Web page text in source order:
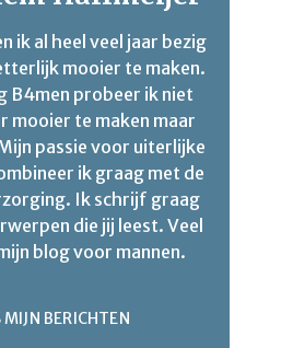
ik al heel veel jaar bezig
mooier te maken.
B4men probeer ik niet
mooier te maken maar
passie voor uiterlijke
ik graag met de
Ik schrijf graag
die jij leest. Veel
blog voor mannen.
MIJN BERICHTEN